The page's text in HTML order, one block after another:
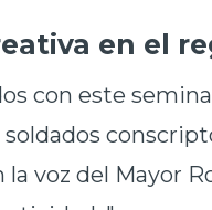
en el
con este
la voz del Mayor